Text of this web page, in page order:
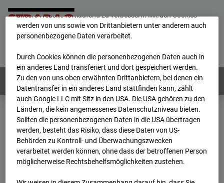
Home E-Mail Impressum
Deutsch / English
Webcams: Alle Länder
Home
Deutschland
BC-145 - BV Wohnquartett Heddesheim
Archiv
2024 01 16 13:03
BC-145 - BV
unsere Website fortlaufend zu verbessern. Mit den Cookies
werden von uns sowie von Drittanbietern unter anderem auch
personenbezogene Daten verarbeitet.
Durch Cookies können die personenbezogenen Daten auch in
ein anderes Land transferiert und dort gespeichert werden.
Zu den von uns oben erwähnten Drittanbietern, bei denen ein
Datentransfer in ein anderes Land stattfinden kann, zählt
auch Google LLC mit Sitz in den USA. Die USA gehören zu den
Ländern, die kein angemessenes Datenschutzniveau bieten.
Sollten die personenbezogenen Daten in die USA übertragen
werden, besteht das Risiko, dass diese Daten von US-
Behörden zu Kontroll- und Überwachungszwecken
verarbeitet werden können, ohne dass der betroffenen Person
möglicherweise Rechtsbehelfsmöglichkeiten zustehen.